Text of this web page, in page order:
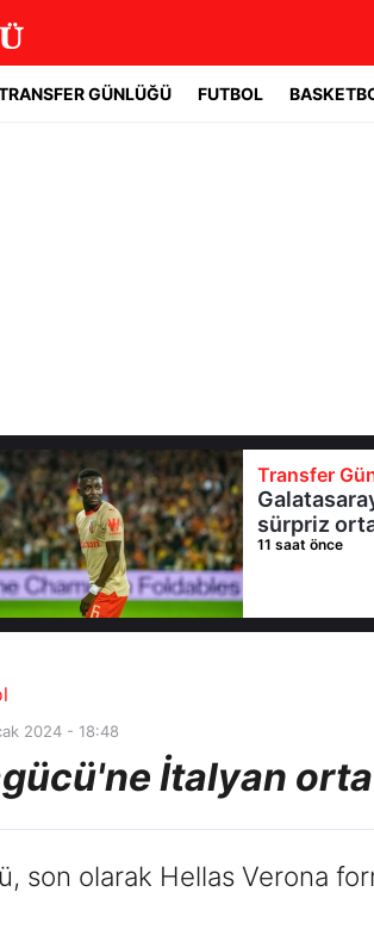
GÜNLÜĞÜ FUTBOL
Transfer
sürpriz
11 saat önce
2024 - 18:48
İtalyan
son olarak Hellas Verona